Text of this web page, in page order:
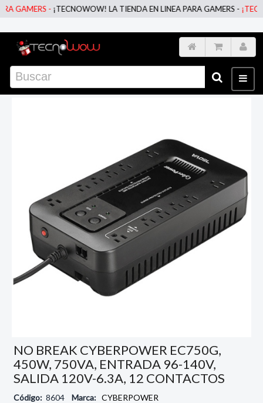
GAMERS -¡TECNOWOW! LA TIENDA EN LINEA PARA GAMERS -
NO BREAK CYBERPOWER EC750G,
450W, 750VA, ENTRADA 96-140V,
SALIDA 120V-6.3A, 12 CONTACTOS
Código: 8604 Marca: CYBERPOWER